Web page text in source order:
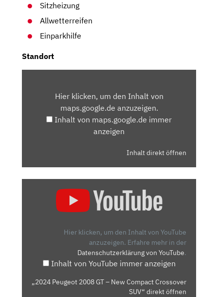
Sitzheizung
Allwetterreifen
Einparkhilfe
Standort
MAPS.GOOGLE.DEHier klicken, um den Inhalt von
maps.google.de anzuzeigen.
Inhalt von maps.google.de immer
anzeigen
Inhalt direkt öffnen
CROSSOVER
SUV“
Hier klicken, um den Inhalt von YouTube
anzuzeigen. Erfahre mehr in der
Datenschutzerklärung von YouTube.
Inhalt von YouTube immer anzeigen
„2024 Peugeot 2008 GT – New Compact Crossover
SUV“ direkt öffnen